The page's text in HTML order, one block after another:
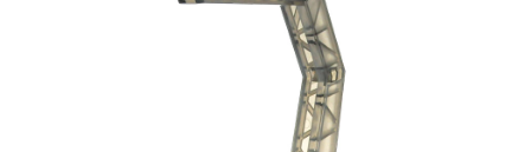
每筆NT$60，滿NT$299(含以上)免運費
每筆NT$80，滿NT$899(含以上)免運費